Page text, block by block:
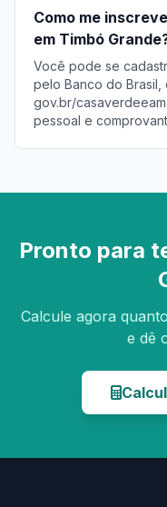
Como me
em Timbó
Você pode se
pelo Banco do Brasil,
gov.br/
pessoal e
Pronto para
Calcule agora
e dê